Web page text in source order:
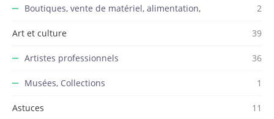
Boutiques, vente de matériel, alimentation, 2
Art et culture 39
Artistes professionnels 36
Musées, Collections 1
Astuces 11